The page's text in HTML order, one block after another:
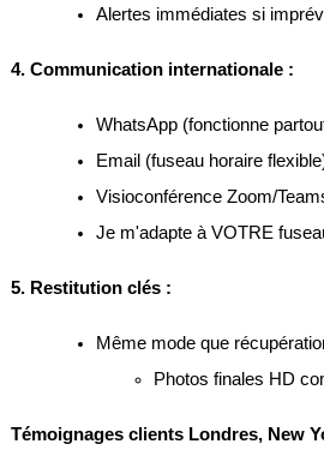
Alertes immédiates si
4. Communication internationale :
WhatsApp (fonctionne
Email (fuseau horaire
Visioconférence Zoom/
Je m'adapte à VOTRE
5. Restitution clés :
Même mode que
Photos finales HD
Témoignages clients Londres, New